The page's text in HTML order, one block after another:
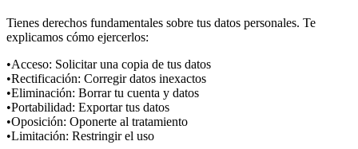
Tienes derechos fundamentales sobre tus datos personales. Te
explicamos cómo ejercerlos:
•Acceso: Solicitar una copia de tus datos
•Rectificación: Corregir datos inexactos
•Eliminación: Borrar tu cuenta y datos
•Portabilidad: Exportar tus datos
•Oposición: Oponerte al tratamiento
•Limitación: Restringir el uso